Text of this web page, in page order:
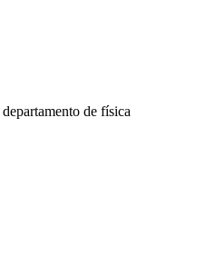
departamento de física